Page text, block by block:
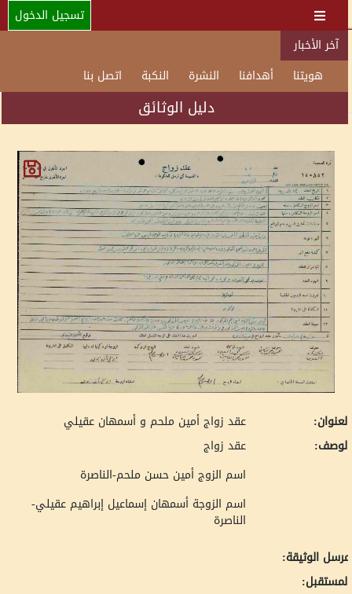
تسجيل الدخول
آخر الأخبار
هويتنا
أهدافنا النشرة النكبة اتصل بنا
دليل الوثائق
عقد زواج أمين ملحم و أسمهان عقيلي
عقد زواج
اسم الزوج أمين حسن ملحم-الناصرة
اسم الزوجة أسمهان إسماعيل إبراهيم عقيلي-
الناصرة
الوثيقة: